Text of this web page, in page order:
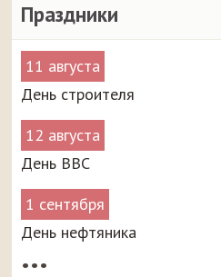
Праздники
11 августа
День строителя
12 августа
День ВВС
1 сентября
День нефтяника
•••